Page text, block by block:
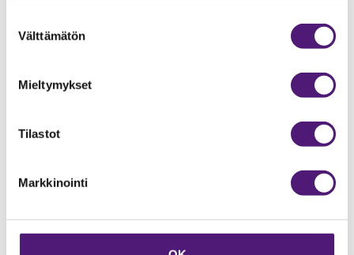
valinta
Välttämätön
Mieltymykset
Tilastot
Markkinointi